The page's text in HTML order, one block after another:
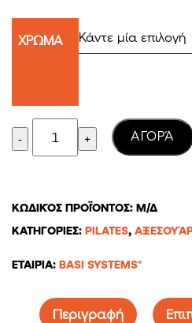
ΧΡΩΜΑ
Quantity
AΓΟΡΆ
ΚΩΔΙΚΌΣ ΠΡΟΪΌΝΤΟΣ: Μ/Δ
ΚΑΤΗΓΟΡΊΕΣ: PILATES, ΑΞΕΣΟΥΆΡ
ΕΤΑΙΡΊΑ: BASI SYSTEMS®
Περιγραφή